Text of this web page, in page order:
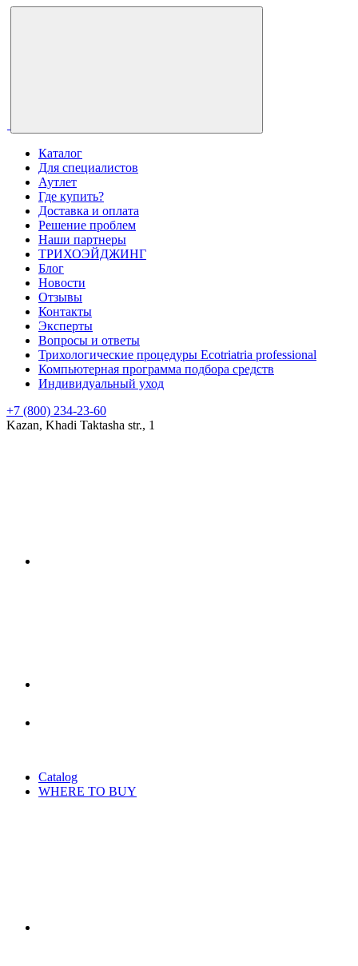
Каталог
Для специалистов
Аутлет
Где купить?
Доставка и оплата
Решение проблем
Наши партнеры
ТРИХОЭЙДЖИНГ
Блог
Новости
Отзывы
Контакты
Эксперты
Вопросы и ответы
Трихологические процедуры Ecotriatria professional
Компьютерная программа подбора средств
Индивидуальный уход
+7 (800) 234-23-60
Kazan, Khadi Taktasha str., 1
Catalog
WHERE TO BUY